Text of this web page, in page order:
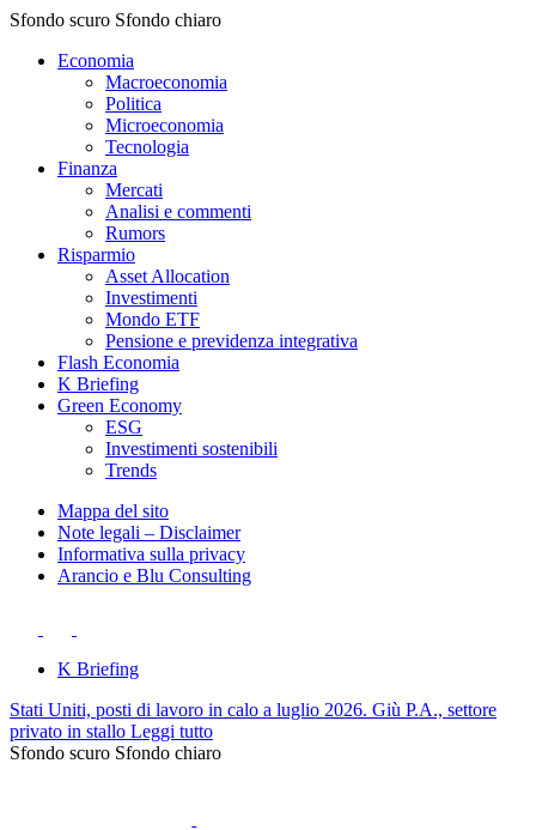
Sfondo scuro Sfondo chiaro
Economia
Macroeconomia
Politica
Microeconomia
Tecnologia
Finanza
Mercati
Analisi e commenti
Rumors
Risparmio
Asset Allocation
Investimenti
Mondo ETF
Pensione e previdenza integrativa
Flash Economia
K Briefing
Green Economy
ESG
Investimenti sostenibili
Trends
Mappa del sito
Note legali – Disclaimer
Informativa sulla privacy
Arancio e Blu Consulting
K Briefing
Stati Uniti, posti di lavoro in calo a luglio 2026. Giù P.A., settore
privato in stallo Leggi tutto
Sfondo scuro Sfondo chiaro